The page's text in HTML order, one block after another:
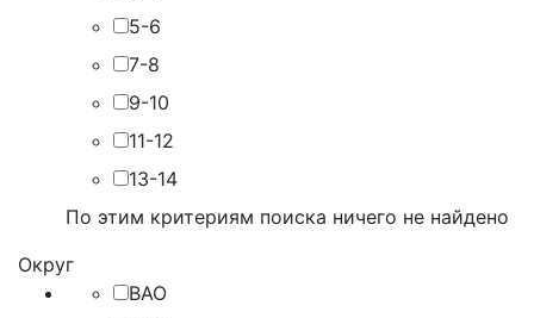
5-6
7-8
9-10
11-12
13-14
По этим критериям поиска ничего не найдено
Округ
ВАО